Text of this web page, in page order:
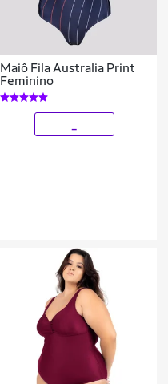
Maiô Fila Australia Print
Feminino